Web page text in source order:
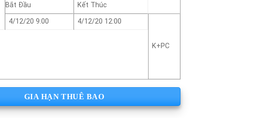
Bắt Đầu Kết Thúc
4/12/20 9:00 4/12/20 12:00
K+PC
GIA HẠN THUÊ BAO